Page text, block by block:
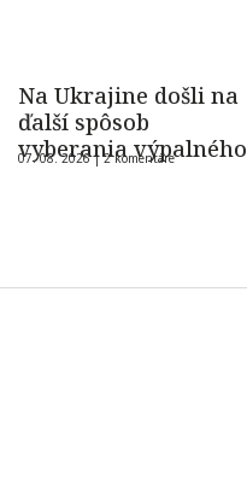
Na Ukrajine došli na
ďalší spôsob
vyberania výpalného
07. 08. 2026 |2 komentáre